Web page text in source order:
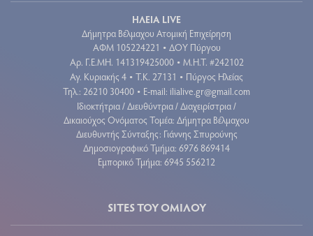
ΗΛΕΙΑ LIVE
Δήμητρα Βέλμαχου Ατομική Επιχείρηση
ΑΦΜ 105224221 • ΔΟΥ Πύργου
Aρ. Γ.Ε.ΜΗ. 141319425000 • Μ.Η.Τ. #242102
Αγ. Κυριακής 4 • Τ.Κ. 27131 • Πύργος Ηλείας
Τηλ.: 26210 30400 • E-mail: ilialive.gr@gmail.com
Ιδιοκτήτρια / Διευθύντρια / Διαχειρίστρια /
Δικαιούχος Ονόματος Τομέα: Δήμητρα Βέλμαχου
Διευθυντής Σύνταξης: Γιάννης Σπυρούνης
Δημοσιογραφικό Τμήμα: 6976 869414
Εμπορικό Τμήμα: 6945 556212
SITES ΤΟΥ ΟΜΙΛΟΥ